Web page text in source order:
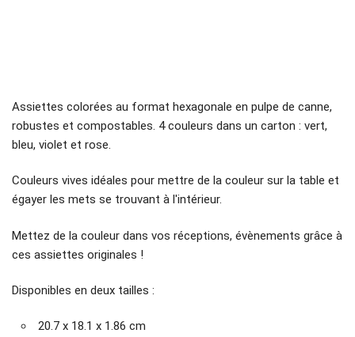
Assiettes colorées au format hexagonale en pulpe de canne,
robustes et compostables. 4 couleurs dans un carton : vert,
bleu, violet et rose.
Couleurs vives idéales pour mettre de la couleur sur la table et
égayer les mets se trouvant à l'intérieur.
Mettez de la couleur dans vos réceptions, évènements grâce à
ces assiettes originales !
Disponibles en deux tailles :
20.7 x 18.1 x 1.86 cm